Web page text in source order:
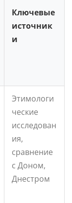
Ключевые
источник
и
Этимологи
ческие
исследован
ия,
сравнение
с Доном,
Днестром